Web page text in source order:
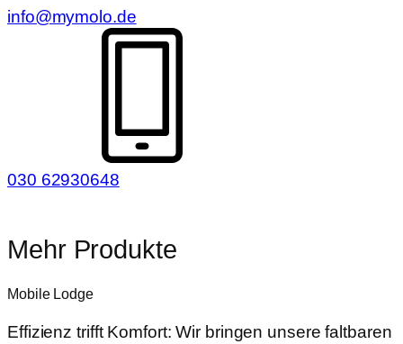
info@mymolo.de
030 62930648
Mehr Produkte
Mobile Lodge
Effizienz trifft Komfort: Wir bringen unsere faltbaren